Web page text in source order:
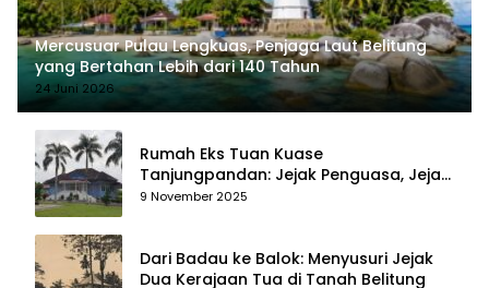
Mercusuar Pulau Lengkuas, Penjaga Laut Belitung
yang Bertahan Lebih dari 140 Tahun
24 Juni 2026
Rumah Eks Tuan Kuase
Tanjungpandan: Jejak Penguasa, Jejak
Kenangan
9 November 2025
Dari Badau ke Balok: Menyusuri Jejak
Dua Kerajaan Tua di Tanah Belitung